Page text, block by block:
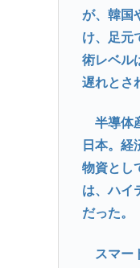
が、韓国
け、足元
術レベル
遅れとさ
半導体
日本。経
物資とし
は、ハイ
だった。
スマー